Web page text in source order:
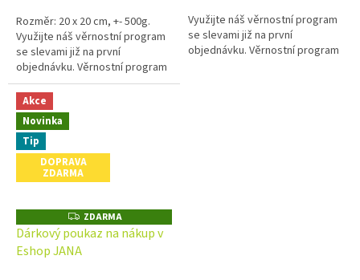
Rozměr: 20 x 20 cm, +- 500g.
Využijte náš věrnostní program
se slevami již na první
objednávku. Věrnostní program
Využijte náš věrnostní program
se slevami již na první
objednávku. Věrnostní program
Akce
Novinka
Tip
DOPRAVA
ZDARMA
Z
D
A
R
ZDARMA
Dárkový poukaz na nákup v
Eshop JANA